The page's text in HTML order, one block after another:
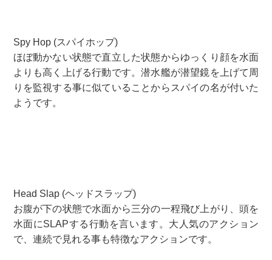
Spy Hop (スパイホップ)
ほぼ動かない状態で直立した状態からゆっくり顔を水面
よりも高く上げる行動です。潜水艦が潜望鏡を上げて周
りを監視する事に似ていることからスパイの名が付いた
ようです。
Head Slap (ヘッドスラップ)
お腹が下の状態で水面から三分の一程飛び上がり、頭を
水面にSLAPする行動を言います。大人気のアクション
で、連続で見れる事も特徴なアクションです。